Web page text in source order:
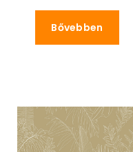
Bővebben